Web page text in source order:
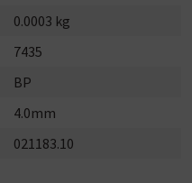
0.0003 kg
7435
BP
4.0mm
021183.10